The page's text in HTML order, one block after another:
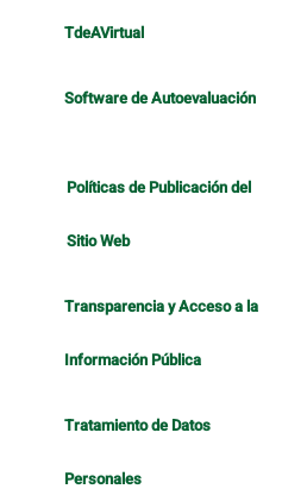
TdeAVirtual
Software de Autoevaluación
Políticas de Publicación del
Sitio Web
Transparencia y Acceso a la
Información Pública
Tratamiento de Datos
Personales